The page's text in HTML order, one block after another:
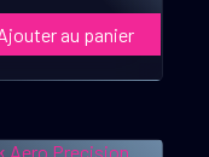
au panier